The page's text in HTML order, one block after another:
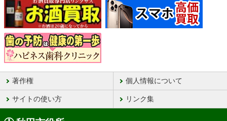
著作権 個人情報について
サイトの使い方 リンク集